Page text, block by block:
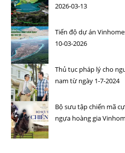
2026-03-13
Tiến độ dự án
10-03-2026
Thủ tục pháp lý cho
nam từ ngày 1-7-2024
Bộ sưu tập chiến mã
ngựa hoàng gia